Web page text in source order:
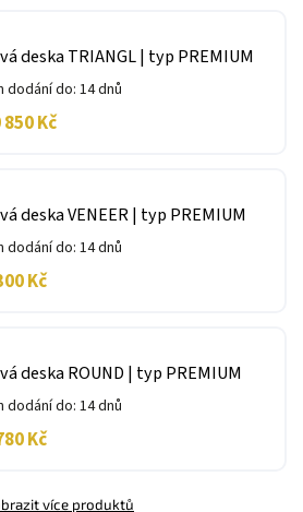
deska TRIANGL | typ PREMIUM
dodání do: 14 dnů
850 Kč
deska VENEER | typ PREMIUM
dodání do: 14 dnů
Kč
deska ROUND | typ PREMIUM
dodání do: 14 dnů
Kč
více produktů